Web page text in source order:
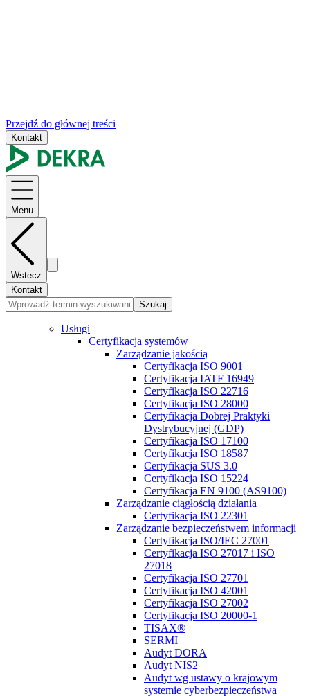
Przejdź do głównej treści
Kontakt
Menu
Wstecz
Kontakt
Szukaj
Usługi
Certyfikacja systemów
Zarządzanie jakością
Certyfikacja ISO 9001
Certyfikacja IATF 16949
Certyfikacja ISO 22716
Certyfikacja ISO 28000
Certyfikacja Dobrej Praktyki
Dystrybucyjnej (GDP)
Certyfikacja ISO 17100
Certyfikacja ISO 18587
Certyfikacja SUS 3.0
Certyfikacja ISO 15224
Certyfikacja EN 9100 (AS9100)
Zarządzanie ciągłością działania
Certyfikacja ISO 22301
Zarządzanie bezpieczeństwem informacji
Certyfikacja ISO/IEC 27001
Certyfikacja ISO 27017 i ISO
27018
Certyfikacja ISO 27701
Certyfikacja ISO 42001
Certyfikacja ISO 27002
Certyfikacja ISO 20000-1
TISAX®
SERMI
Audyt DORA
Audyt NIS2
Audyt wg ustawy o krajowym
systemie cyberbezpieczeństwa